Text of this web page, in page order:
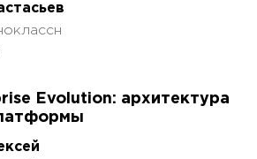
Evolution: архитектура